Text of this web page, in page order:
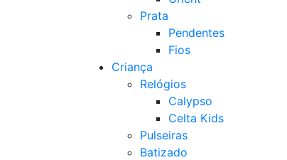
Prata
Pendentes
Fios
Criança
Relógios
Calypso
Celta Kids
Pulseiras
Batizado